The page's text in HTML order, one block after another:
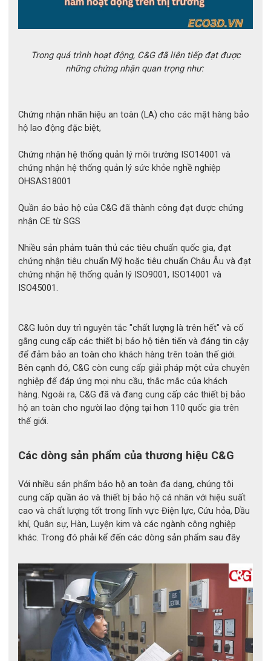
Dù được làm từ chất liệu cao su thiên nhiên như hầu hết những
loại găng tay cách điện khác nhưng
dẻo hơn.
năng cách điện của chúng. Có nghĩa là thông số cách điện càng
lớn thì độ dày găng tay càng lớn. Chính vì điều này mà độ mềm
dẻo của găng tay cũng rất quan trọng. Vì nếu quá cứng thì các
thao tác của người dùng sẽ bị cứng nhắc và không linh hoạt, có
Điểm tựa nổi với vòng bít cuộn
Điểm đặc biệt khiến găng tay cách điện Novax C&G
E4-LORG-
S410 được ưa chuộng chính là kết cấu điểm tựa nổi với vòng bít
cuộn. Vòng bít giúp người dùng đeo và tháo găng tay dễ dàng
hơn ngay cả khi đang sử dụng kèm với găng tay khác.
Không phải ở mẫu găng tay cách điện nào cũng có điểm tự như
Trong quá trình hoạt động, C&G đã liên tiếp đạt được
những chứng nhận quan trọng như:
Chứng nhận nhãn hiệu an toàn (LA) cho các mặt hàng bảo
hộ lao động đặc biệt,
Chứng nhận hệ thống quản lý môi trường ISO14001 và
chứng nhận hệ thống quản lý sức khỏe nghề nghiệp
OHSAS18001
Quần áo bảo hộ của C&G đã thành công đạt được chứng
nhận CE từ SGS
Nhiều sản phảm tuân thủ các tiêu chuẩn quốc gia, đạt
chứng nhận tiêu chuẩn Mỹ hoặc tiêu chuẩn Châu Âu và đạt
chứng nhận hệ thống quản lý ISO9001, ISO14001 và
ISO45001.
C&G luôn duy trì nguyên tắc "chất lượng là trên hết" và cố
gắng cung cấp các thiết bị bảo hộ tiên tiến và đáng tin cậy
để đảm bảo an toàn cho khách hàng trên toàn thế giới.
Bên cạnh đó, C&G còn cung cấp giải pháp một cửa chuyên
nghiệp để đáp ứng mọi nhu cầu, thắc mắc của khách
hàng. Ngoài ra, C&G đã và đang cung cấp các thiết bị bảo
hộ an toàn cho người lao động tại hơn 110 quốc gia trên
thế giới.
Các dòng sản phẩm của thương hiệu C&G
Với nhiều sản phẩm bảo hộ an toàn đa dạng, chúng tôi
cung cấp quần áo và thiết bị bảo hộ cá nhân với hiệu suất
cao và chất lượng tốt trong lĩnh vực Điện lực, Cứu hỏa, Dầu
khí, Quân sự, Hàn, Luyện kim và các ngành công nghiệp
khác. Trong đó phải kể đến các dòng sản phẩm sau đây